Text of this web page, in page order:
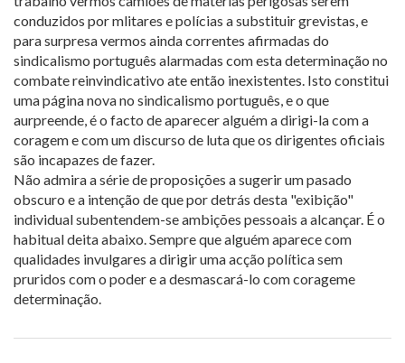
conduzidos por mlitares e polícias a substituir grevistas, e
para surpresa vermos ainda correntes afirmadas do
sindicalismo português alarmadas com esta determinação no
combate reinvindicativo ate então inexistentes. Isto constitui
uma página nova no sindicalismo português, e o que
aurpreende, é o facto de aparecer alguém a dirigi-la com a
coragem e com um discurso de luta que os dirigentes oficiais
são incapazes de fazer.
Não admira a série de proposições a sugerir um pasado
obscuro e a intenção de que por detrás desta "exibição"
individual subentendem-se ambições pessoais a alcançar. É o
habitual deita abaixo. Sempre que alguém aparece com
qualidades invulgares a dirigir uma acção política sem
pruridos com o poder e a desmascará-lo com corageme
determinação.